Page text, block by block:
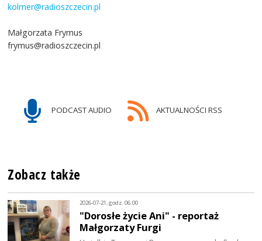
kolmer@radioszczecin.pl
Małgorzata Frymus
frymus@radioszczecin.pl
PODCAST AUDIO AKTUALNOŚCI RSS
Zobacz także
2026-07-21, godz. 06:00
"Dorosłe życie Ani" - reportaż
Małgorzaty Furgi